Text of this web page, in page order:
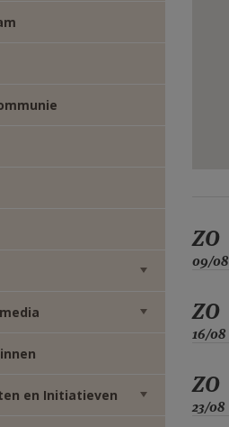
en Initiatieven
ZO
09/08
ZO
16/08
ZO
23/08